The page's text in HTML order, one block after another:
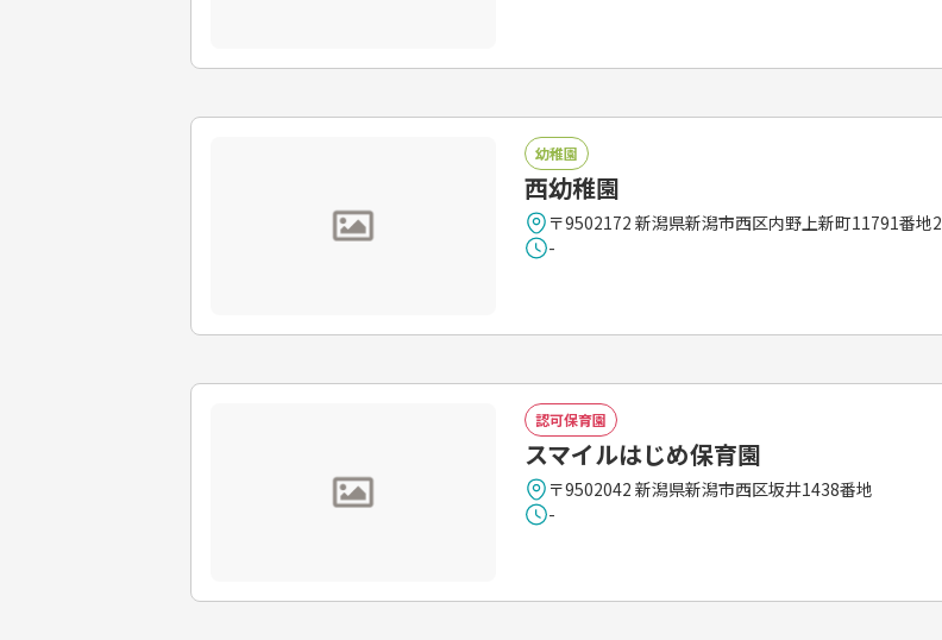
幼稚園
西幼稚園
〒9502172 新潟県新潟市西区内野上新町11791番地2
-
認可保育園
スマイルはじめ保育園
〒9502042 新潟県新潟市西区坂井1438番地
-